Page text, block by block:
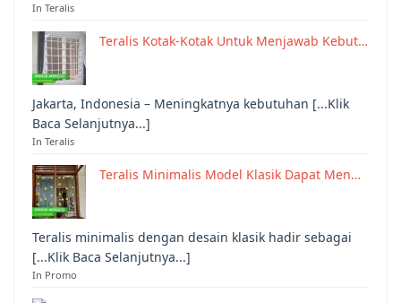
In Teralis
Teralis Kotak-Kotak Untuk Menjawab Kebut…
Jakarta, Indonesia – Meningkatnya kebutuhan [...Klik
Baca Selanjutnya...]
In Teralis
Teralis Minimalis Model Klasik Dapat Men…
Teralis minimalis dengan desain klasik hadir sebagai
[...Klik Baca Selanjutnya...]
In Promo